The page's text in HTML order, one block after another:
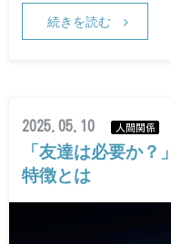
続きを読む
2025.05.10 人間関係
「友達は必要か
特徴とは